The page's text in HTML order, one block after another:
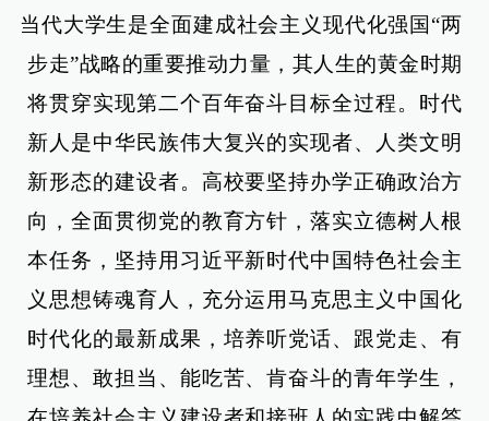
当代大学生是全面建成社会主义现代化强国“两
步走”战略的重要推动力量，其人生的黄金时期
将贯穿实现第二个百年奋斗目标全过程。时代
新人是中华民族伟大复兴的实现者、人类文明
新形态的建设者。高校要坚持办学正确政治方
向，全面贯彻党的教育方针，落实立德树人根
本任务，坚持用习近平新时代中国特色社会主
义思想铸魂育人，充分运用马克思主义中国化
时代化的最新成果，培养听党话、跟党走、有
理想、敢担当、能吃苦、肯奋斗的青年学生，